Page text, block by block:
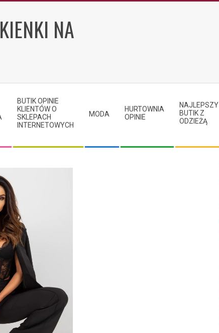
NA
BUTIK OPINIE
KLIENTÓW O
SKLEPACH
INTERNETOWYCH
MODA
HURTOWNIA
OPINIE
NAJLEPSZY
BUTIK Z
ODZIEŻĄ